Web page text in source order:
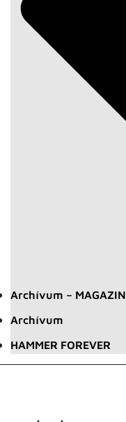
Archívum – MAGAZIN
Archívum
HAMMER FOREVER